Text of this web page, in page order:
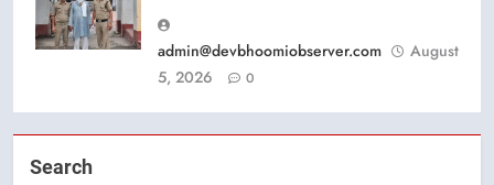
admin@devbhoomiobserver.com
August
5, 2026
0
Search